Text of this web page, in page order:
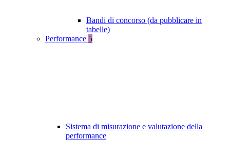
Bandi di concorso (da pubblicare in
tabelle)
Performance 5
Sistema di misurazione e valutazione della
performance